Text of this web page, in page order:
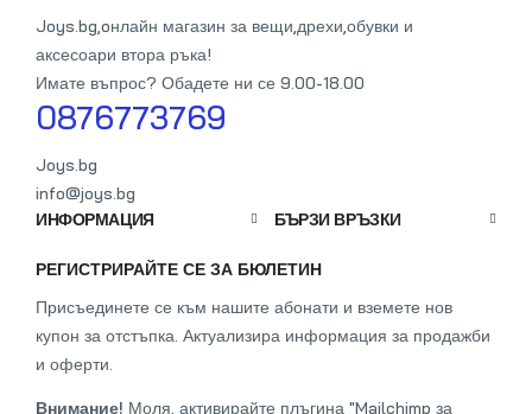
Joys.bg,oнлайн магазин за вещи,дрехи,обувки и
аксесоари втора ръка!
Имате въпрос? Обадете ни се 9.00-18.00
0876773769
Joys.bg
info@joys.bg
ИНФОРМАЦИЯ
БЪРЗИ ВРЪЗКИ
РЕГИСТРИРАЙТЕ СЕ ЗА БЮЛЕТИН
Присъединете се към нашите абонати и вземете нов
купон за отстъпка. Актуализира информация за продажби
и оферти.
Внимание! Моля, активирайте плъгина "Mailchimp за